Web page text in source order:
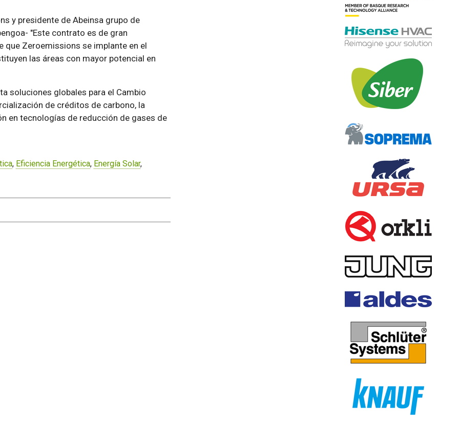
y presidente de Abeinsa grupo de
"Este contrato es de gran
que Zeroemissions se implante en el
las áreas con mayor potencial en
soluciones globales para el Cambio
de créditos de carbono, la
en tecnologías de reducción de gases de
, Eficiencia Energética, Energía Solar,